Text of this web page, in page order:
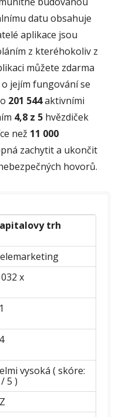
datu obsahuje
aplikace jsou
z kteréhokoliv z
můžete zdarma
o jejím fungování se
201 544aktivními
4,8 z 5 hvězdiček
než 11 000
zachytit a ukončit
hovorů.
trh
x
vysoká ( skóre:
5 )